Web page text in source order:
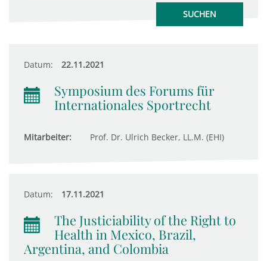
Datum: 22.11.2021
Symposium des Forums für
Internationales Sportrecht
Mitarbeiter: Prof. Dr. Ulrich Becker, LL.M. (EHI)
Datum: 17.11.2021
The Justiciability of the Right to
Health in Mexico, Brazil,
Argentina, and Colombia